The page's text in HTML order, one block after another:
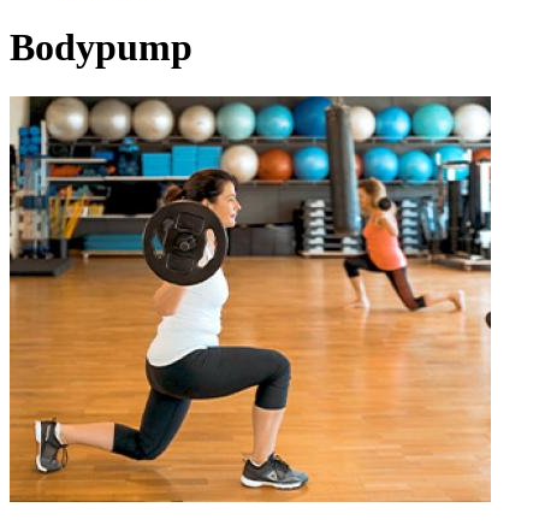
Bodypump